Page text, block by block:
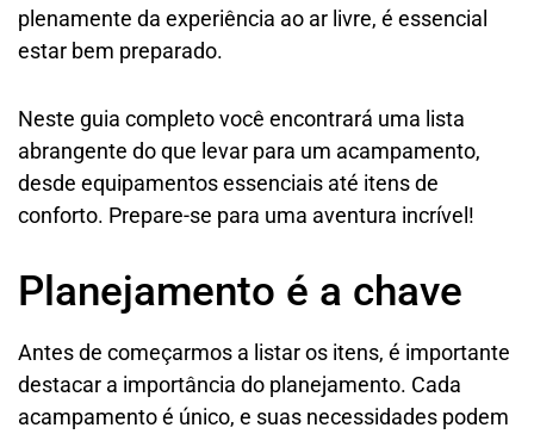
plenamente da experiência ao ar livre, é essencial
estar bem preparado.
Neste guia completo você encontrará uma lista
abrangente do que levar para um acampamento,
desde equipamentos essenciais até itens de
conforto. Prepare-se para uma aventura incrível!
Planejamento é a chave
Antes de começarmos a listar os itens, é importante
destacar a importância do planejamento. Cada
acampamento é único, e suas necessidades podem